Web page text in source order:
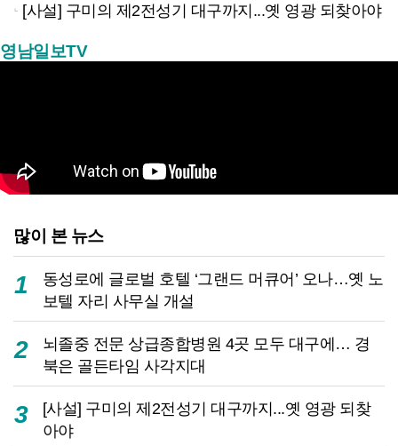
[사설] 구미의 제2전성기 대구까지...옛 영광 되찾아야
영남일보TV
많이 본 뉴스
1
동성로에 글로벌 호텔 ‘그랜드 머큐어’ 오나…옛 노
보텔 자리 사무실 개설
2
뇌졸중 전문 상급종합병원 4곳 모두 대구에… 경
북은 골든타임 사각지대
3
[사설] 구미의 제2전성기 대구까지...옛 영광 되찾
아야